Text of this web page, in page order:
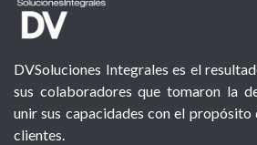
DVSoluciones Integrales es el
sus colaboradores que tomaron la
unir sus capacidades con el propósito
clientes.